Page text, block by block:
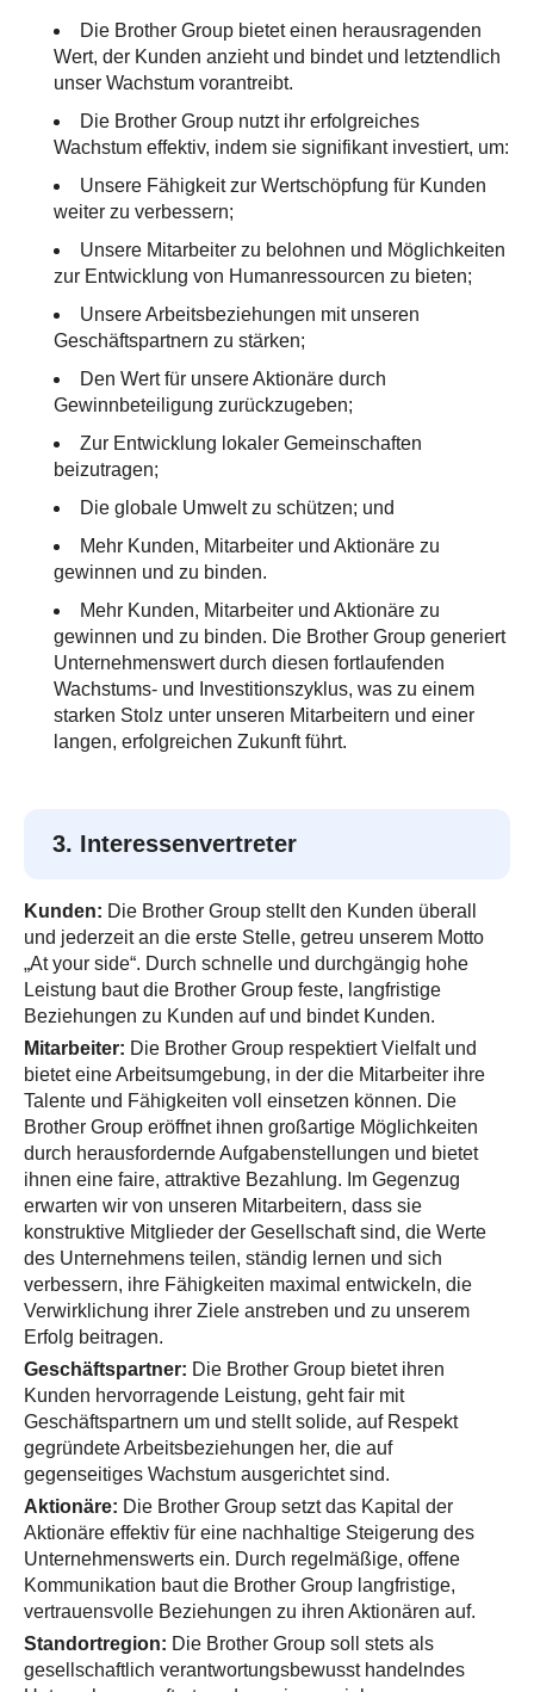
Die Brother Group bietet einen herausragenden
Wert, der Kunden anzieht und bindet und letztendlich
unser Wachstum vorantreibt.
Die Brother Group nutzt ihr erfolgreiches
Wachstum effektiv, indem sie signifikant investiert, um:
Unsere Fähigkeit zur Wertschöpfung für Kunden
weiter zu verbessern;
Unsere Mitarbeiter zu belohnen und Möglichkeiten
zur Entwicklung von Humanressourcen zu bieten;
Unsere Arbeitsbeziehungen mit unseren
Geschäftspartnern zu stärken;
Den Wert für unsere Aktionäre durch
Gewinnbeteiligung zurückzugeben;
Zur Entwicklung lokaler Gemeinschaften
beizutragen;
Die globale Umwelt zu schützen; und
Mehr Kunden, Mitarbeiter und Aktionäre zu
gewinnen und zu binden.
Mehr Kunden, Mitarbeiter und Aktionäre zu
gewinnen und zu binden. Die Brother Group generiert
Unternehmenswert durch diesen fortlaufenden
Wachstums- und Investitionszyklus, was zu einem
starken Stolz unter unseren Mitarbeitern und einer
langen, erfolgreichen Zukunft führt.
3. Interessenvertreter
Kunden: Die Brother Group stellt den Kunden überall
und jederzeit an die erste Stelle, getreu unserem Motto
„At your side“. Durch schnelle und durchgängig hohe
Leistung baut die Brother Group feste, langfristige
Beziehungen zu Kunden auf und bindet Kunden.
Mitarbeiter: Die Brother Group respektiert Vielfalt und
bietet eine Arbeitsumgebung, in der die Mitarbeiter ihre
Talente und Fähigkeiten voll einsetzen können. Die
Brother Group eröffnet ihnen großartige Möglichkeiten
durch herausfordernde Aufgabenstellungen und bietet
ihnen eine faire, attraktive Bezahlung. Im Gegenzug
erwarten wir von unseren Mitarbeitern, dass sie
konstruktive Mitglieder der Gesellschaft sind, die Werte
des Unternehmens teilen, ständig lernen und sich
verbessern, ihre Fähigkeiten maximal entwickeln, die
Verwirklichung ihrer Ziele anstreben und zu unserem
Erfolg beitragen.
Geschäftspartner: Die Brother Group bietet ihren
Kunden hervorragende Leistung, geht fair mit
Geschäftspartnern um und stellt solide, auf Respekt
gegründete Arbeitsbeziehungen her, die auf
gegenseitiges Wachstum ausgerichtet sind.
Aktionäre: Die Brother Group setzt das Kapital der
Aktionäre effektiv für eine nachhaltige Steigerung des
Unternehmenswerts ein. Durch regelmäßige, offene
Kommunikation baut die Brother Group langfristige,
vertrauensvolle Beziehungen zu ihren Aktionären auf.
Standortregion: Die Brother Group soll stets als
gesellschaftlich verantwortungsbewusst handelndes